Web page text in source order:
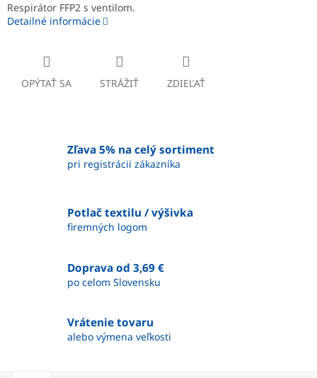
Respirátor FFP2 s ventilom.
Detailné informácie
OPÝTAŤ SA STRÁŽIŤ ZDIEĽAŤ
Zľava 5% na celý sortiment
pri registrácii zákazníka
Potlač textilu / výšivka
firemných logom
Doprava od 3,69 €
po celom Slovensku
Vrátenie tovaru
alebo výmena veľkosti